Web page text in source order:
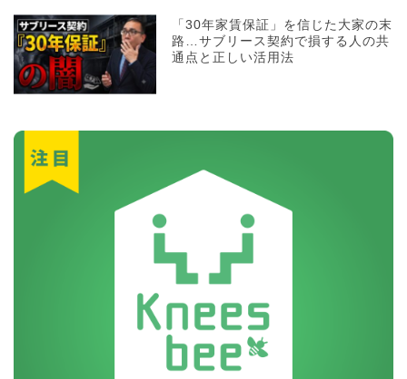
「30年家賃保証」を信じた大家の末
路…サブリース契約で損する人の共
通点と正しい活用法